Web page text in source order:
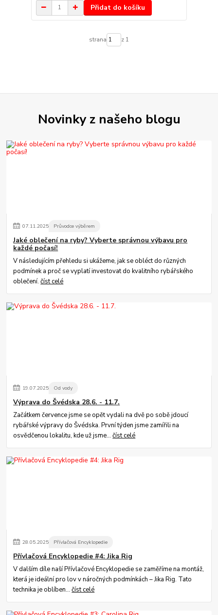
Přidat do košíku
strana z 1
Novinky z našeho blogu
07.11.2025 Průvodce výběrem
Jaké oblečení na ryby? Vyberte správnou výbavu pro
každé počasí!
V následujícím přehledu si ukážeme, jak se obléct do různých
podmínek a proč se vyplatí investovat do kvalitního rybářského
oblečení.číst celé
19.07.2025 Od vody
Výprava do Švédska 28.6. - 11.7.
Začátkem července jsme se opět vydali na dvě po sobě jdoucí
rybářské výpravy do Švédska. První týden jsme zamířili na
osvědčenou lokalitu, kde už jsme...číst celé
28.05.2025 Přívlačová Encyklopedie
Přívlačová Encyklopedie #4: Jika Rig
V dalším díle naší Přívlačové Encyklopedie se zaměříme na montáž,
která je ideální pro lov v náročných podmínkách – Jika Rig. Tato
technika je oblíben...číst celé